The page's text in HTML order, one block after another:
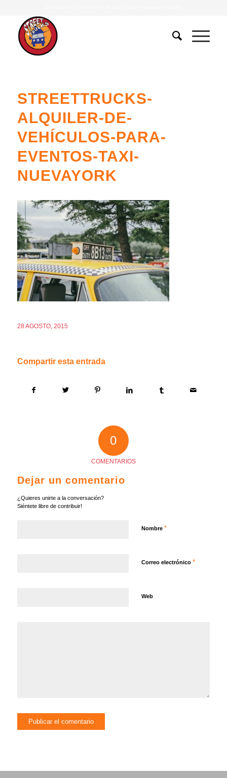
STREETTRUCKS-
ALQUILER-DE-
VEHÍCULOS-PARA-
EVENTOS-TAXI-
NUEVAYORK
28 AGOSTO, 2015
Compartir esta entrada
0
COMENTARIOS
Dejar un comentario
¿Quieres unirte a la conversación?
Siéntete libre de contribuir!
Nombre *
Correo electrónico *
Web